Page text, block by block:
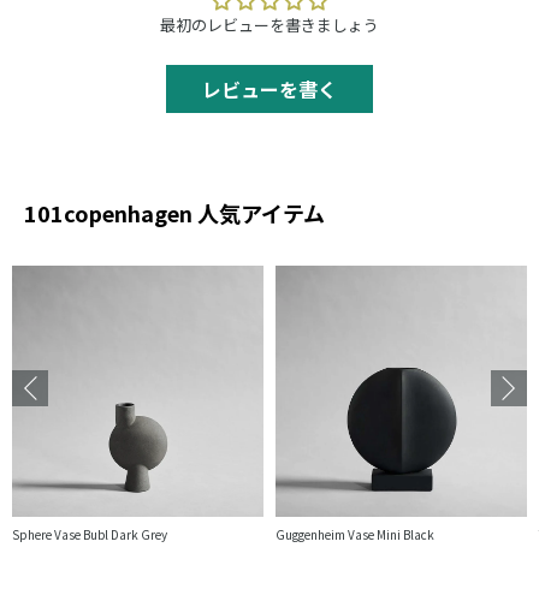
最初のレビューを書きましょう
レビューを書く
101copenhagen 人気アイテム
Sphere Vase Bubl Dark Grey Guggenheim Vase Mini Black